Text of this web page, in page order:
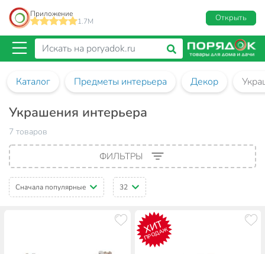
Приложение
1.7M
Открыть
Каталог Предметы интерьера Декор
Украшения интерьера
7 товаров
ФИЛЬТРЫ
Сначала популярные 32
ХИТ
ПРОДАЖ